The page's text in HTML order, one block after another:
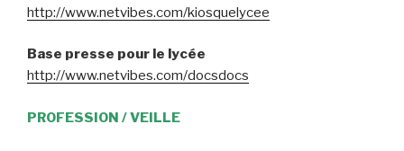
http://www.netvibes.com/kiosquelycee
Base presse pour le lycée
http://www.netvibes.com/docsdocs
PROFESSION / VEILLE